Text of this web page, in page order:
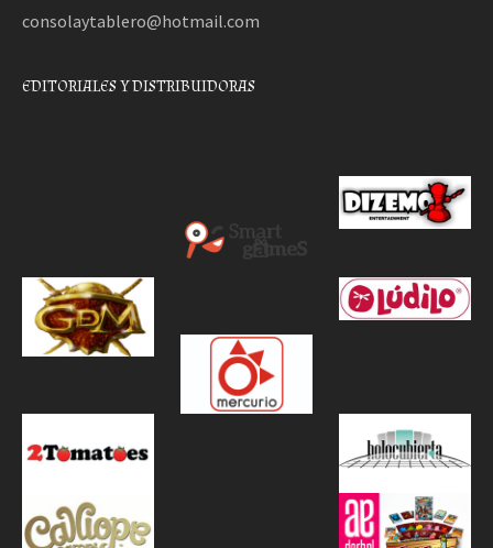
consolaytablero@hotmail.com
EDITORIALES Y DISTRIBUIDORAS